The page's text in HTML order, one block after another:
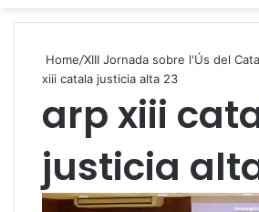
Home/XIII Jornada sobre l'Ús del
xiii catala justicia alta 23
arp xiii
justicia